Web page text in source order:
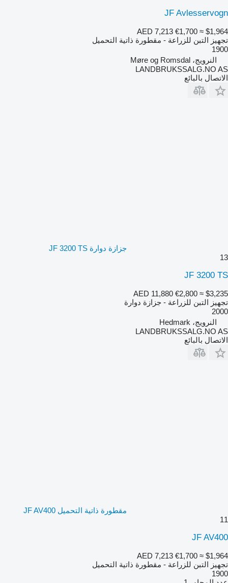
JF Avlesservogn
AED 7,213 €1,700 ≈ $1,964
تجهيز التبن للزراعة - مقطورة ذاتية التحميل
1900
النرويج، Møre og Romsdal
LANDBRUKSSALG.NO AS
الاتصال بالبائع
جزازة دوارة JF 3200 TS
13
JF 3200 TS
AED 11,880 €2,800 ≈ $3,235
تجهيز التبن للزراعة - جزازة دوارة
2000
النرويج، Hedmark
LANDBRUKSSALG.NO AS
الاتصال بالبائع
مقطورة ذاتية التحميل JF AV400
11
JF AV400
AED 7,213 €1,700 ≈ $1,964
تجهيز التبن للزراعة - مقطورة ذاتية التحميل
1900